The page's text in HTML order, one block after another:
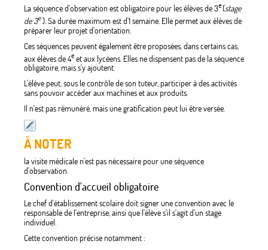
La séquence d'observation est obligatoire pour les élèves de 3e(stage
de 3e ). Sa durée maximum est d'1 semaine. Elle permet aux élèves de
préparer leur projet d'orientation.
Ces séquences peuvent également être proposées, dans certains cas,
aux élèves de 4e et aux lycéens. Elles ne dispensent pas de la séquence
obligatoire, mais s'y ajoutent.
L'élève peut, sous le contrôle de son tuteur, participer à des activités
sans pouvoir accéder aux machines et aux produits.
Il n'est pas rémunéré, mais une gratification peut lui être versée.
À NOTER
la visite médicale n'est pas nécessaire pour une séquence
d'observation.
Convention d'accueil obligatoire
Le chef d'établissement scolaire doit signer une convention avec le
responsable de l'entreprise, ainsi que l'élève s'il s'agit d'un stage
individuel.
Cette convention précise notamment :